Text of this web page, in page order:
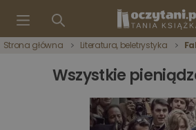
Strona główna Literatura, beletrystyka
Wszystkie